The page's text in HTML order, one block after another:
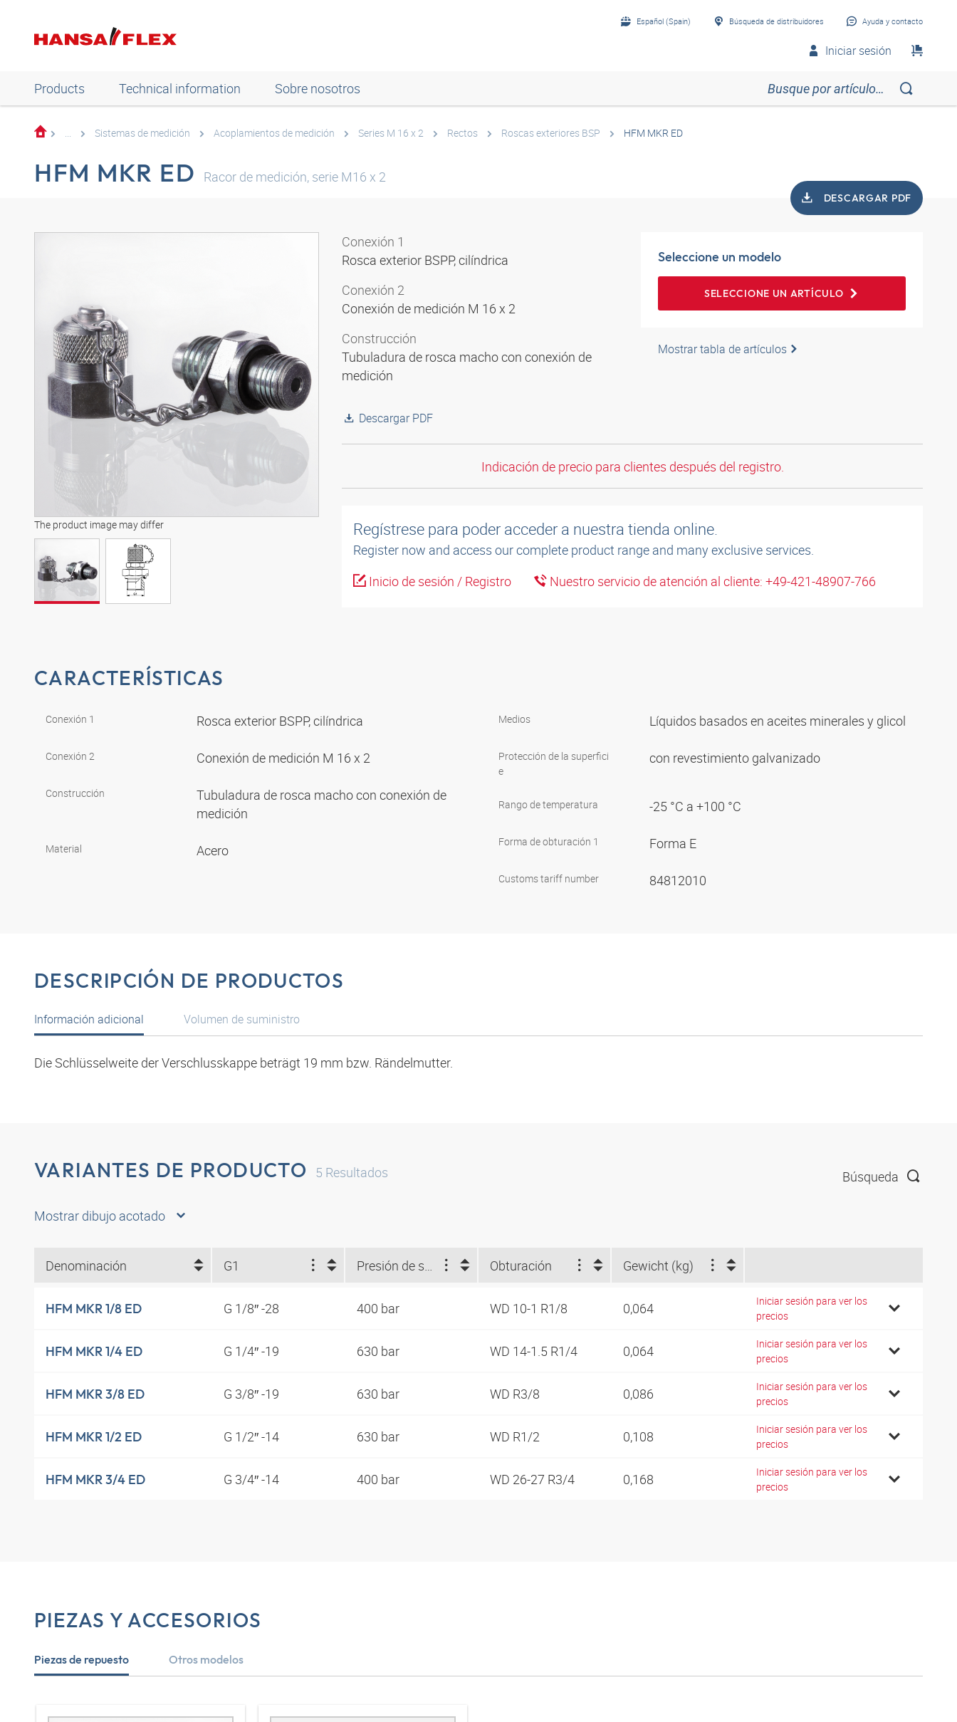
Español (Spain) Búsqueda de distribuidores Ayuda y contacto
Iniciar sesión
Products Technical information Sobre nosotros
... Sistemas de medición Acoplamientos de medición Series M 16 x 2 Rectos Roscas exteriores BSP HFM MKR ED
HFM MKR ED Racor de medición, serie M16 x 2
DESCARGAR PDF
The product image may differ
Conexión 1
Rosca exterior BSPP, cilíndrica
Conexión 2
Conexión de medición M 16 x 2
Construcción
Tubuladura de rosca macho con conexión de
medición
Descargar PDF
Seleccione un modelo
SELECCIONE UN ARTÍCULO
Mostrar tabla de artículos
Indicación de precio para clientes después del registro.
Regístrese para poder acceder a nuestra tienda online.
Register now and access our complete product range and many exclusive services.
Inicio de sesión / Registro
Nuestro servicio de atención al cliente: +49-421-48907-766
CARACTERÍSTICAS
Conexión 1 Rosca exterior BSPP, cilíndrica
Conexión 2 Conexión de medición M 16 x 2
Construcción
Tubuladura de rosca macho con conexión de
medición
Material Acero
Medios Líquidos basados en aceites minerales y glicol
Protección de la superfici
e
con revestimiento galvanizado
Rango de temperatura -25 °C a +100 °C
Forma de obturación 1 Forma E
Customs tariff number 84812010
DESCRIPCIÓN DE PRODUCTOS
Información adicional
Die Schlüsselweite der Verschlusskappe beträgt 19 mm bzw. Rändelmutter.
Volumen de suministro
VARIANTES DE PRODUCTO 5 Resultados Búsqueda
Mostrar dibujo acotado
Denominación G1 Obturación Gewicht (kg)
HFM MKR 1/8 ED G 1/8″ -28 400 bar WD 10-1 R1/8 0,064
Iniciar sesión para ver los
precios
HFM MKR 1/4 ED G 1/4″ -19 630 bar WD 14-1.5 R1/4 0,064
Iniciar sesión para ver los
precios
HFM MKR 3/8 ED G 3/8″ -19 630 bar WD R3/8 0,086
Iniciar sesión para ver los
precios
HFM MKR 1/2 ED G 1/2″ -14 630 bar WD R1/2 0,108
Iniciar sesión para ver los
precios
HFM MKR 3/4 ED G 3/4″ -14 400 bar WD 26-27 R3/4 0,168
Iniciar sesión para ver los
precios
PIEZAS Y ACCESORIOS
Piezas de repuesto Otros modelos